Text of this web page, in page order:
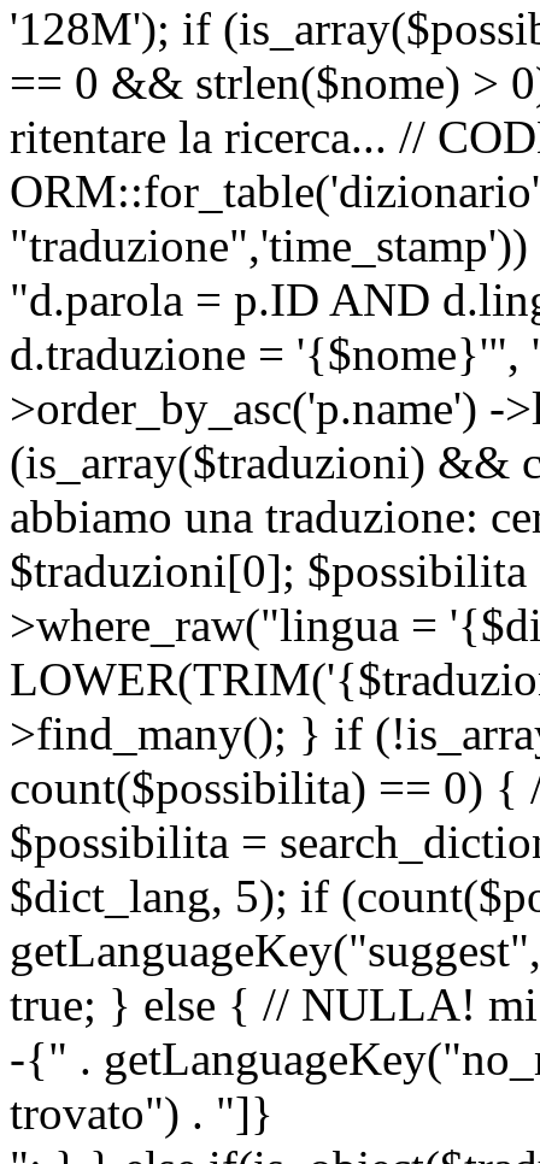
'128M'); if
== 0 && strlen($nome) >
ritentare la ricerca... //
"d.parola = p.ID AND
d.traduzione = '{$nome}'",
>order_by_asc('p.name')
(is_array($traduzioni) &&
abbiamo una traduzione:
$traduzioni[0];
>where_raw("lingua =
>find_many(); } if
count($possibilita) == 0) {
$possibilita =
$dict_lang, 5); if
true; } else { // NULLA! mi
-{" .
trovato") . "]}